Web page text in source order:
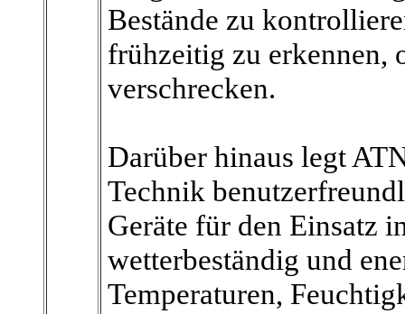
Bestände zu
frühzeitig zu erkennen,
verschrecken.
Darüber hinaus legt
Technik
Geräte für den Einsatz
wetterbeständig und
Temperaturen,